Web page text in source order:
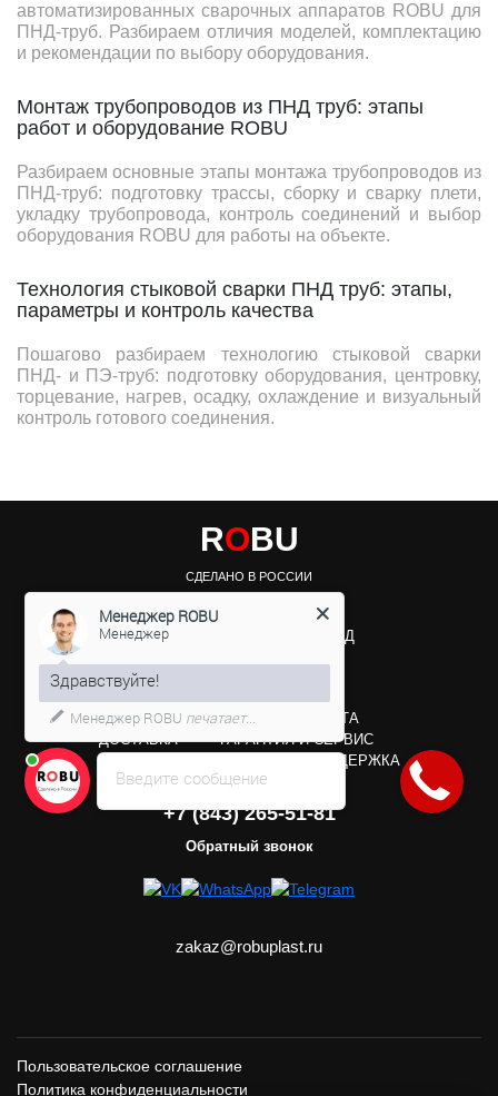
автоматизированных сварочных аппаратов ROBU для
ПНД-труб. Разбираем отличия моделей, комплектацию
и рекомендации по выбору оборудования.
Монтаж трубопроводов из ПНД труб: этапы
работ и оборудование ROBU
Разбираем основные этапы монтажа трубопроводов из
ПНД-труб: подготовку трассы, сборку и сварку плети,
укладку трубопровода, контроль соединений и выбор
оборудования ROBU для работы на объекте.
Технология стыковой сварки ПНД труб: этапы,
параметры и контроль качества
Пошагово разбираем технологию стыковой сварки
ПНД- и ПЭ-труб: подготовку оборудования, центровку,
торцевание, нагрев, осадку, охлаждение и визуальный
контроль готового соединения.
ROBU
СДЕЛАНО В РОССИИ
Производитель стыковых
сварочных аппаратов для ПНД
КАТАЛОГ
ДОСТАВКА
ЗАКАЗ И ОПЛАТА
ГАРАНТИЯ И СЕРВИС
ТЕХНИЧЕСКАЯ ПОДДЕРЖКА
+7 (843) 265-51-81
Обратный звонок
zakaz@robuplast.ru
Пользовательское соглашение
Политика конфиденциальности
Введите сообщение
Менеджер ROBU
Менеджер
Здравствуйте!
Менеджер ROBU печатает...